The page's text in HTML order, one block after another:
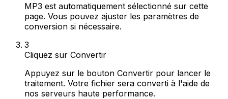
MP3 est automatiquement sélectionné sur cette
page. Vous pouvez ajuster les paramètres de
conversion si nécessaire.
3
Cliquez sur Convertir
Appuyez sur le bouton Convertir pour lancer le
traitement. Votre fichier sera converti à l'aide de
nos serveurs haute performance.